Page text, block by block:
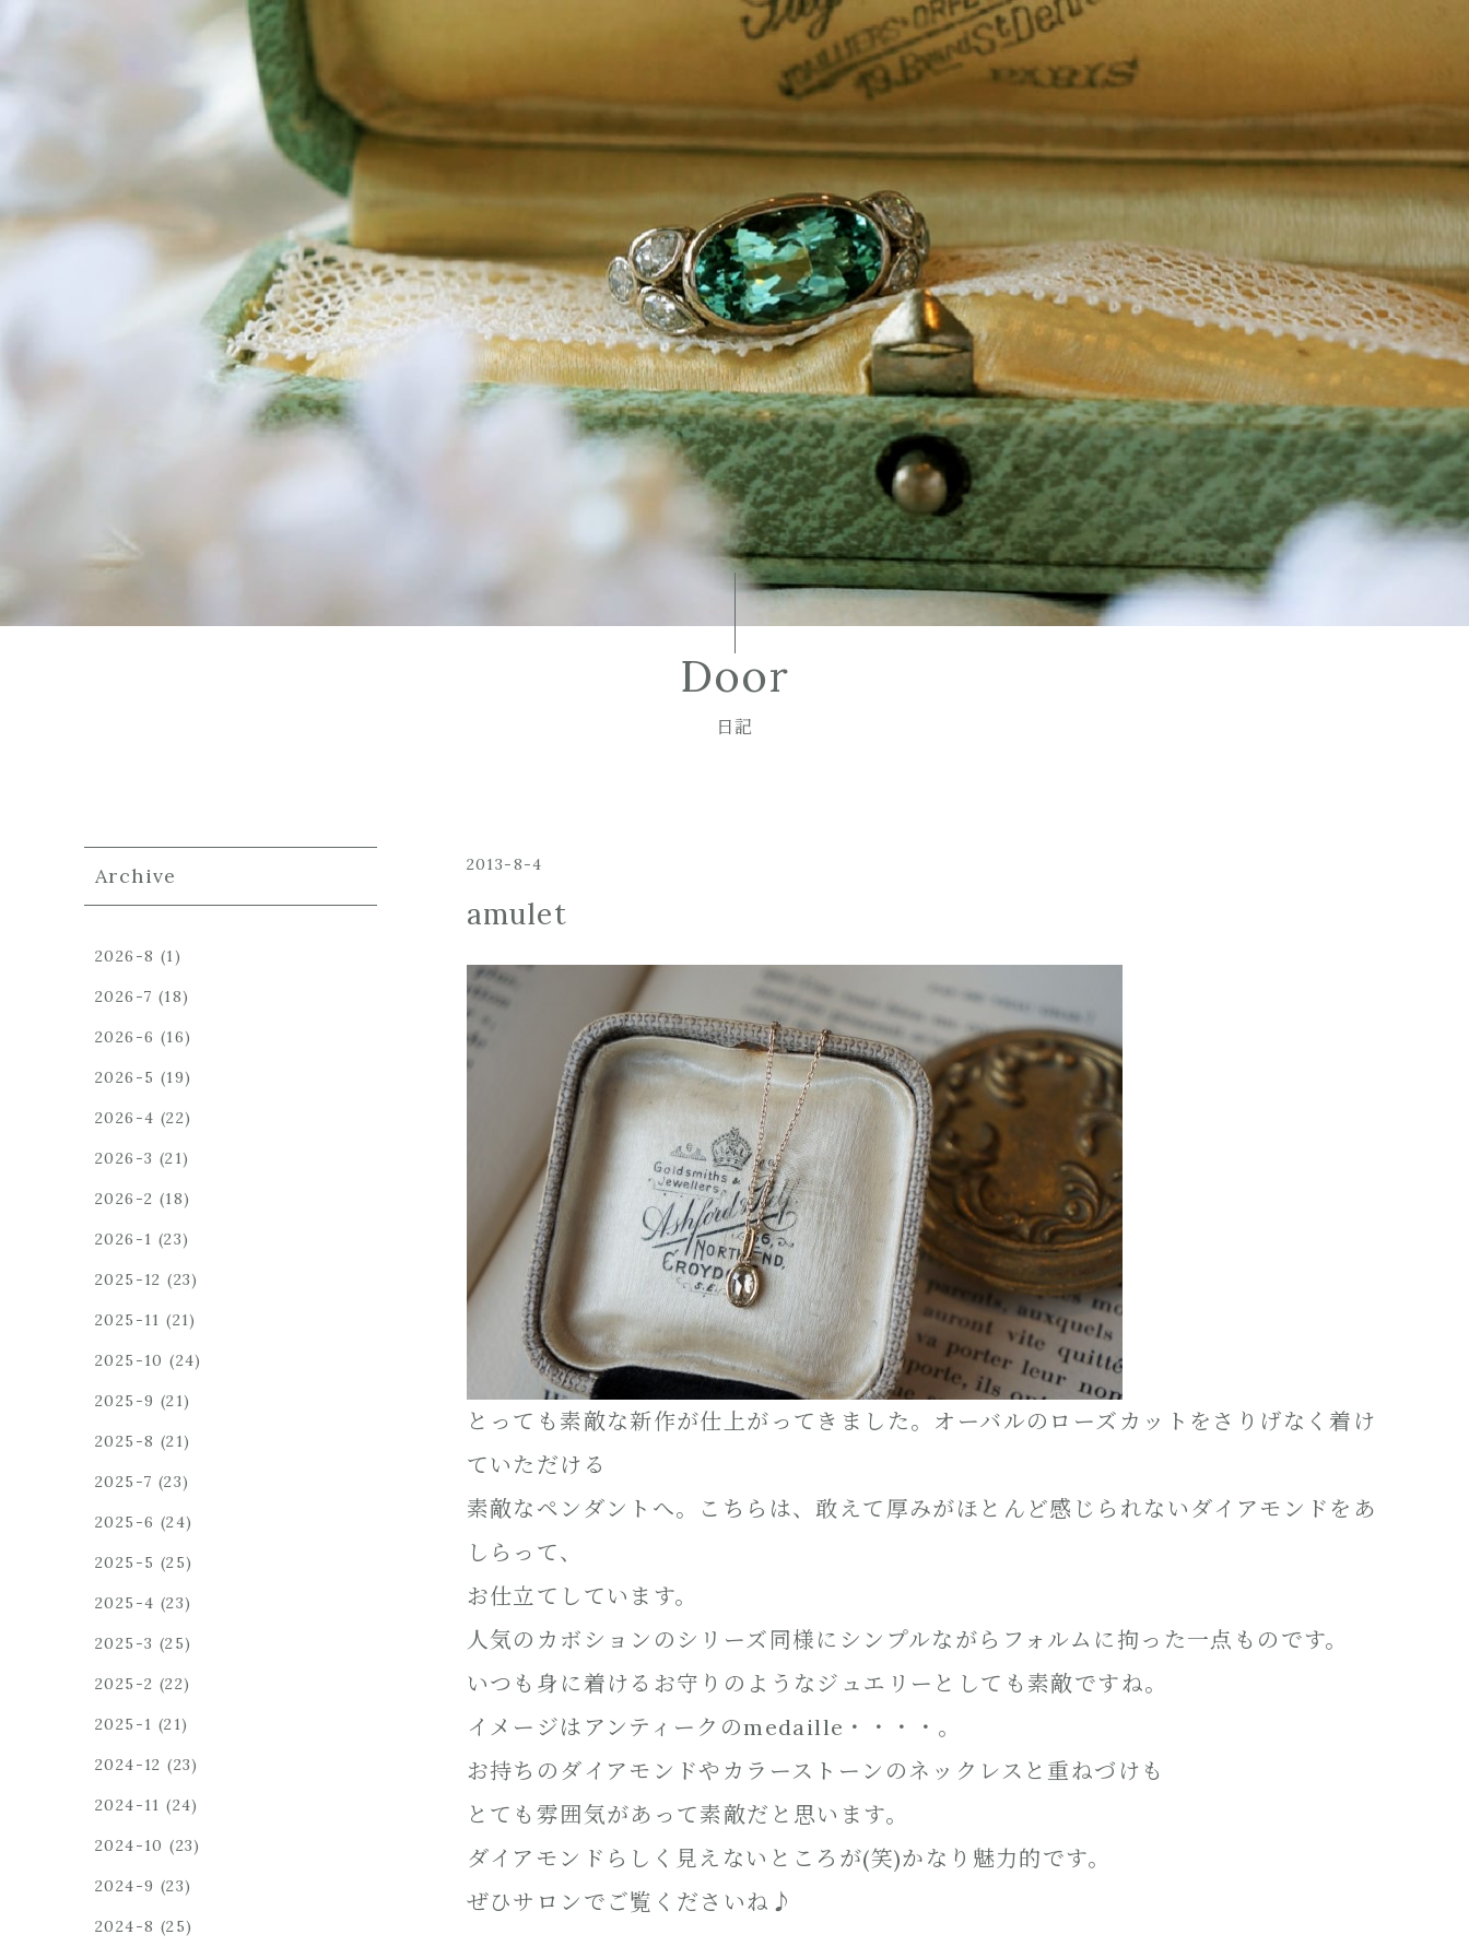
Door
日記
Archive
2026-8 (1)
2026-7 (18)
2026-6 (16)
2026-5 (19)
2026-4 (22)
2026-3 (21)
2026-2 (18)
2026-1 (23)
2025-12 (23)
2025-11 (21)
2025-10 (24)
2025-9 (21)
2025-8 (21)
2025-7 (23)
2025-6 (24)
2025-5 (25)
2025-4 (23)
2025-3 (25)
2025-2 (22)
2025-1 (21)
2024-12 (23)
2024-11 (24)
2024-10 (23)
2024-9 (23)
2024-8 (25)
2013-8-4
amulet
とっても素敵な新作が仕上がってきました。オーバルのローズカットをさりげなく着け
ていただける
素敵なペンダントへ。こちらは、敢えて厚みがほとんど感じられないダイアモンドをあ
しらって、
お仕立てしています。
人気のカボションのシリーズ同様にシンプルながらフォルムに拘った一点ものです。
いつも身に着けるお守りのようなジュエリーとしても素敵ですね。
イメージはアンティークのmedaille・・・・。
お持ちのダイアモンドやカラーストーンのネックレスと重ねづけも
とても雰囲気があって素敵だと思います。
ダイアモンドらしく見えないところが(笑)かなり魅力的です。
ぜひサロンでご覧くださいね♪